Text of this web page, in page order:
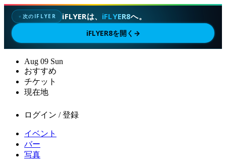
✦次のIFLYER iFLYERは、 iFLYER8へ。
iFLYER8を開く →
Aug 09 Sun
おすすめ
チケット
現在地
ログイン / 登録
イベント
バー
写真